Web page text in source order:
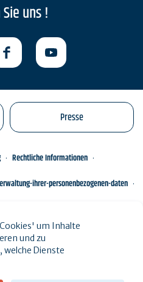
uns !
Presse
Rechtliche Informationen
ihrer-personenbezogenen-daten
um Inhalte
und zu
welche Dienste